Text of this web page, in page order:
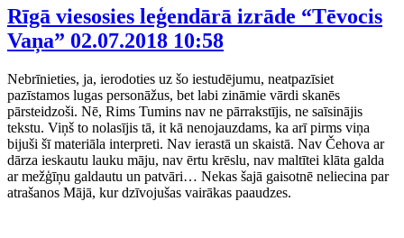
Rīgā viesosies leģendārā izrāde “Tēvocis
Vaņa” 02.07.2018 10:58
Nebrīnieties, ja, ierodoties uz šo iestudējumu, neatpazīsiet
pazīstamos lugas personāžus, bet labi zināmie vārdi skanēs
pārsteidzoši. Nē, Rims Tumins nav ne pārrakstījis, ne saīsinājis
tekstu. Viņš to nolasījis tā, it kā nenojauzdams, ka arī pirms viņa
bijuši šī materiāla interpreti. Nav ierastā un skaistā. Nav Čehova ar
dārza ieskautu lauku māju, nav ērtu krēslu, nav maltītei klāta galda
ar mežģīņu galdautu un patvāri… Nekas šajā gaisotnē neliecina par
atrašanos Mājā, kur dzīvojušas vairākas paaudzes.